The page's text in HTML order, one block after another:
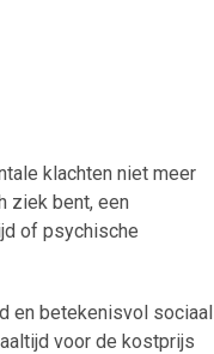
klachten niet meer
ziek bent, een
of psychische
en betekenisvol sociaal
voor de kostprijs